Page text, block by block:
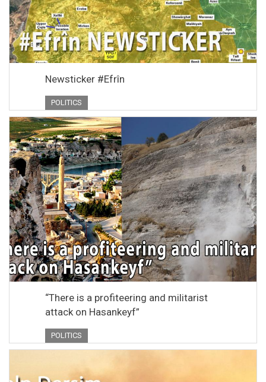
Newsticker #Efrîn
POLITICS
“There is a profiteering and militarist
attack on Hasankeyf”
POLITICS